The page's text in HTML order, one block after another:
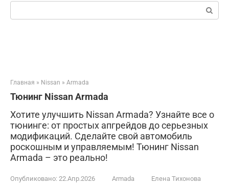
Поиск:
Главная » Nissan » Armada
Тюнинг Nissan Armada
Хотите улучшить Nissan Armada? Узнайте все о
тюнинге: от простых апгрейдов до серьезных
модификаций. Сделайте свой автомобиль
роскошным и управляемым! Тюнинг Nissan
Armada – это реально!
Опубликовано: 22.Апр.2026 Armada Елена Тихонова